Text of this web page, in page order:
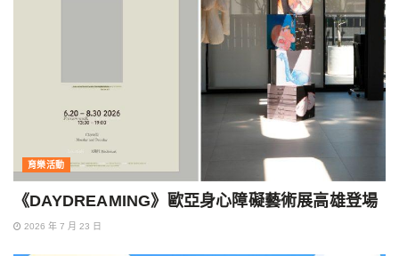
育樂活動
《DAYDREAMING》歐亞身心障礙藝術展高雄登場
2026 年 7 月 23 日